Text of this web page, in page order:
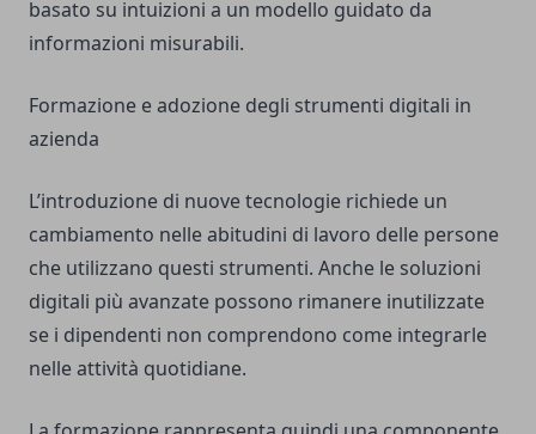
basato su intuizioni a un modello guidato da
informazioni misurabili.
Formazione e adozione degli strumenti digitali in
azienda
L’introduzione di nuove tecnologie richiede un
cambiamento nelle abitudini di lavoro delle persone
che utilizzano questi strumenti. Anche le soluzioni
digitali più avanzate possono rimanere inutilizzate
se i dipendenti non comprendono come integrarle
nelle attività quotidiane.